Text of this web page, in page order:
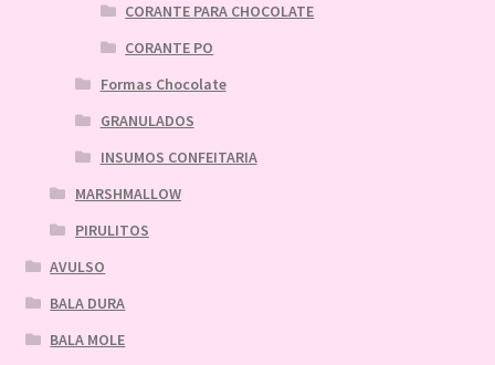
CORANTE PARA CHOCOLATE
CORANTE PO
Formas Chocolate
GRANULADOS
INSUMOS CONFEITARIA
MARSHMALLOW
PIRULITOS
AVULSO
BALA DURA
BALA MOLE